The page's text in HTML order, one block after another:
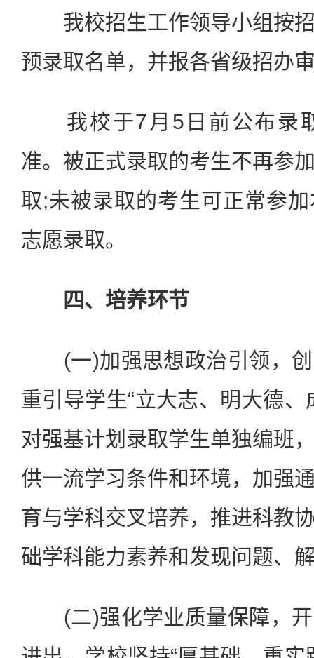
我校招生工作领导小组按招
预录取名单，并报各省级招办
我校于7月5日前公布录
准。被正式录取的考生不再参
取;未被录取的考生可正常参
志愿录取。
四、培养环节
(一)加强思想政治引领，创
重引导学生“立大志、明大德、
对强基计划录取学生单独编班
供一流学习条件和环境，加强
育与学科交叉培养，推进科教
础学科能力素养和发现问题、
(二)强化学业质量保障，开